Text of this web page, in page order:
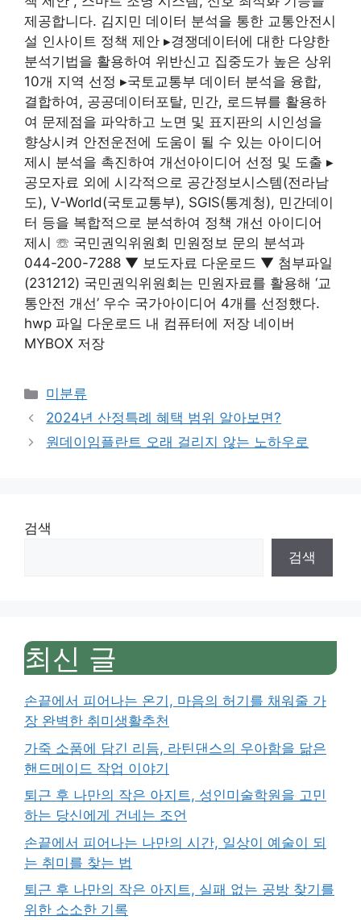
제공합니다. 김지민 데이터 분석을 통한 교통안전시
설 인사이트 정책 제안 ▸경쟁데이터에 대한 다양한
분석기법을 활용하여 위반신고 집중도가 높은 상위
10개 지역 선정 ▸국토교통부 데이터 분석을 융합,
결합하여, 공공데이터포탈, 민간, 로드뷰를 활용하
여 문제점을 파악하고 노면 및 표지판의 시인성을
향상시켜 안전운전에 도움이 될 수 있는 아이디어
제시 분석을 촉진하여 개선아이디어 선정 및 도출 ▸
공모자료 외에 시각적으로 공간정보시스템(전라남
도), V-World(국토교통부), SGIS(통계청), 민간데이
터 등을 복합적으로 분석하여 정책 개선 아이디어
제시 ☏ 국민권익위원회 민원정보 문의 분석과
044-200-7288 ▼ 보도자료 다운로드 ▼ 첨부파일
(231212) 국민권익위원회는 민원자료를 활용해 ‘교
통안전 개선’ 우수 국가아이디어 4개를 선정했다.
hwp 파일 다운로드 내 컴퓨터에 저장 네이버
MYBOX 저장
Categories
미분류
2024년 산정특례 혜택 범위 알아보면?
원데이임플란트 오래 걸리지 않는 노하우로
검색
검색
최신 글
손끝에서 피어나는 온기, 마음의 허기를 채워줄 가
장 완벽한 취미생활추천
가죽 소품에 담긴 리듬, 라틴댄스의 우아함을 닮은
핸드메이드 작업 이야기
퇴근 후 나만의 작은 아지트, 성인미술학원을 고민
하는 당신에게 건네는 조언
손끝에서 피어나는 나만의 시간, 일상이 예술이 되
는 취미를 찾는 법
퇴근 후 나만의 작은 아지트, 실패 없는 공방 찾기를
위한 소소한 기록